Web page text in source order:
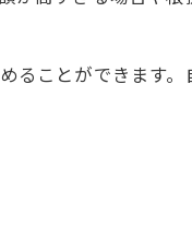
ることができます。